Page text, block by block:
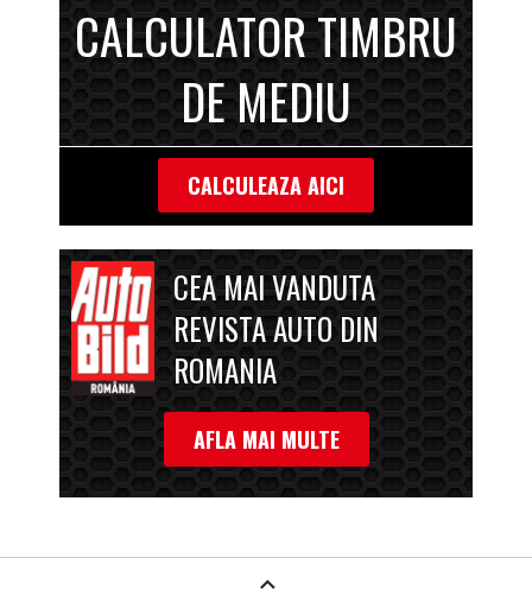
CALCULATOR TIMBRU
DE MEDIU
CALCULEAZA AICI
CEA MAI VANDUTA
REVISTA AUTO DIN
ROMANIA
AFLA MAI MULTE